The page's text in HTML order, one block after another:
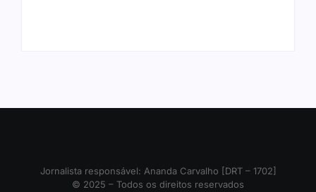
Jornalista responsável: Ananda Carvalho [DRT – 1702]
© 2025 – Todos os direitos reservados